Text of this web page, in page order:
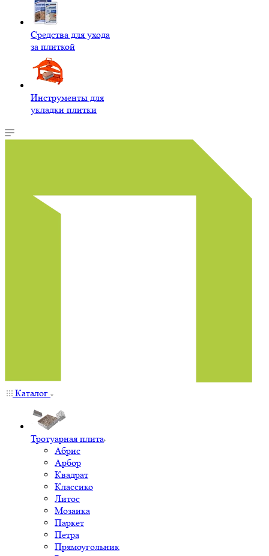
Средства для ухода
за плиткой
Инструменты для
укладки плитки
Каталог
Тротуарная плита
Абрис
Арбор
Квадрат
Классико
Литос
Мозаика
Паркет
Петра
Прямоугольник